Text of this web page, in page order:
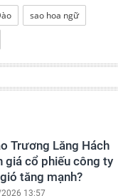
sao hoa ngữ
Trương Lăng Hách
giá cổ phiếu công ty
tăng mạnh?
13:57